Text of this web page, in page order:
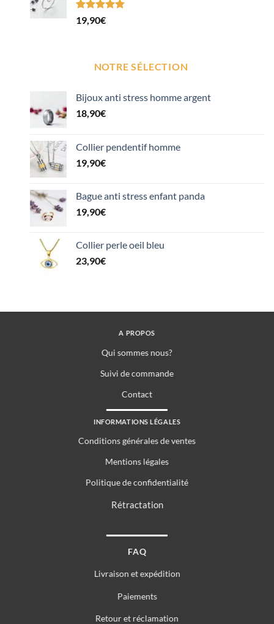
Noté5.00
sur 5 basé
1
19,90€
NOTRE SÉLECTION
Bijoux anti stress homme argent
18,90€
Collier pendentif homme
19,90€
Bague anti stress enfant panda
19,90€
Collier perle oeil bleu
23,90€
A PROPOS
Qui sommes nous?
Suivi de commande
Contact
INFORMATIONS LÉGALES
Conditions générales de ventes
Mentions légales
Politique de confidentialité
Rétractation
FAQ
Livraison et expédition
Paiements
Retour et réclamation